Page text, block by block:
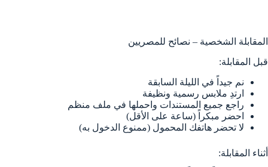
المقابلة الشخصية – نصائح للمصريين
قبل المقابلة:
نم جيداً في الليلة السابقة
ارتدِ ملابس رسمية ونظيفة
راجع جميع المستندات واحملها في ملف منظم
احضر مبكراً (ساعة على الأقل)
لا تحضر هاتفك المحمول (ممنوع الدخول به)
أثناء المقابلة: